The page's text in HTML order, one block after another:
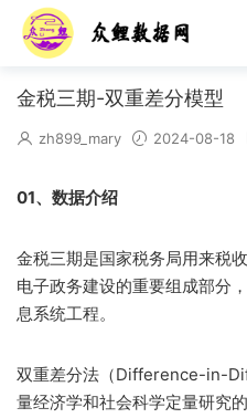
金税三期-双重差分模型
zh899_mary 2024-08-18
01、数据介绍
金税三期是国家税务局用来税
电子政务建设的重要组成部分
息系统工程。
双重差分法（Difference-in-
量经济学和社会科学定量研究